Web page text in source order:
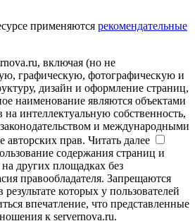
применяются рекомендательные
включая (но не
графическую, фотографическую и
дизайн и оформление страниц,
наименование являются объектами
на интеллектуальную собственность,
и международными
авторских прав. Читать далее
содержания страниц и
других площадках без
правообладателя. Запрещаются
которых у пользователей
впечатление, что представленные
к servernova.ru.